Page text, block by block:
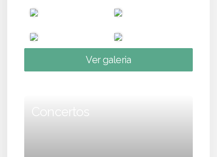
Ver galeria
Concertos